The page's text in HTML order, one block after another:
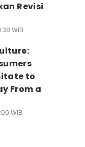
Revisi
WIB
to
From a
WIB